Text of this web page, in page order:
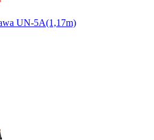
UN-5A(1,17m)